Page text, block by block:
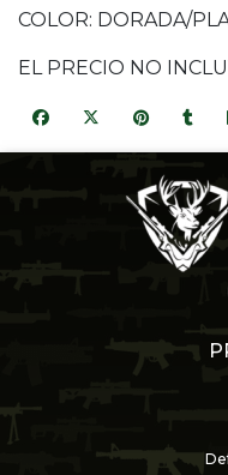
COLOR: DORADA/
EL PRECIO NO